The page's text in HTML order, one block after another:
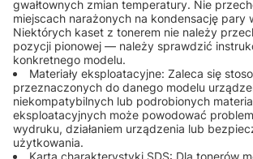
gwałtownych zmian temperatury. Nie
miejscach narażonych na kondensację pary
Niektórych kaset z tonerem nie należy
pozycji pionowej — należy sprawdzić
konkretnego modelu.
Materiały eksploatacyjne: Zaleca się
przeznaczonych do danego modelu
niekompatybilnych lub podrobionych
eksploatacyjnych może powodować
wydruku, działaniem urządzenia lub
użytkowania.
Karta charakterystyki SDS: Dla tonerów